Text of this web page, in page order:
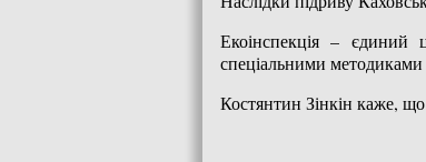
Екоінспекція – єдиний
спеціальними методиками
Костянтин Зінкін каже, що